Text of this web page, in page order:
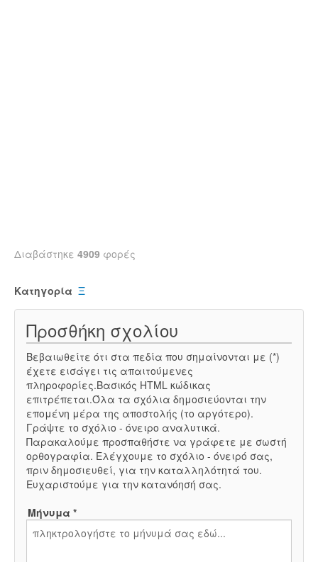
Διαβάστηκε 4909 φορές
Κατηγορία Ξ
Προσθήκη σχολίου
Βεβαιωθείτε ότι στα πεδία που σημαίνονται με (*)
έχετε εισάγει τις απαιτούμενες
πληροφορίες.Βασικός HTML κώδικας
επιτρέπεται.Όλα τα σχόλια δημοσιεύονται την
επομένη μέρα της αποστολής (το αργότερο).
Γράψτε το σχόλιο - όνειρο αναλυτικά.
Παρακαλούμε προσπαθήστε να γράφετε με σωστή
ορθογραφία. Ελέγχουμε το σχόλιο - όνειρό σας,
πριν δημοσιευθεί, για την καταλληλότητά του.
Ευχαριστούμε για την κατανόησή σας.
Μήνυμα *